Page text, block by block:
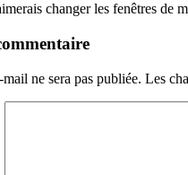
changer les fenêtres de
mail ne sera pas publiée. Les